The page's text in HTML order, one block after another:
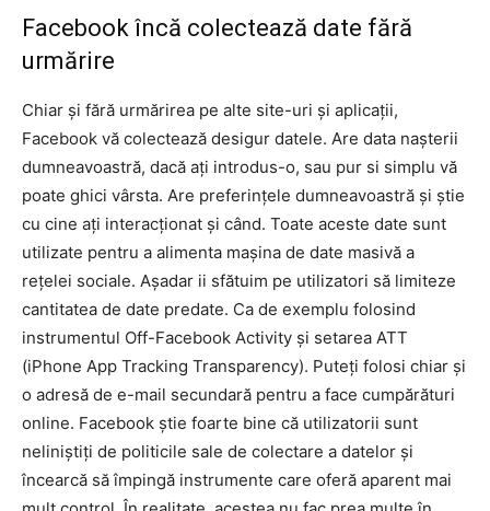
Facebook încă colectează date fără
urmărire
Chiar și fără urmărirea pe alte site-uri și aplicații,
Facebook vă colectează desigur datele. Are data nașterii
dumneavoastră, dacă ați introdus-o, sau pur si simplu vă
poate ghici vârsta. Are preferințele dumneavoastră și știe
cu cine ați interacționat și când. Toate aceste date sunt
utilizate pentru a alimenta mașina de date masivă a
rețelei sociale. Așadar ii sfătuim pe utilizatori să limiteze
cantitatea de date predate. Ca de exemplu folosind
instrumentul Off-Facebook Activity și setarea ATT
(iPhone App Tracking Transparency). Puteți folosi chiar și
o adresă de e-mail secundară pentru a face cumpărături
online. Facebook știe foarte bine că utilizatorii sunt
neliniștiți de politicile sale de colectare a datelor și
încearcă să împingă instrumente care oferă aparent mai